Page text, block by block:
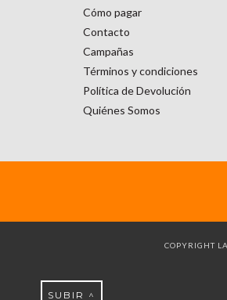
Cómo pagar
Contacto
Campañas
Términos y condiciones
Política de Devolución
Quiénes Somos
COPYRIGHT
SUBIR ^